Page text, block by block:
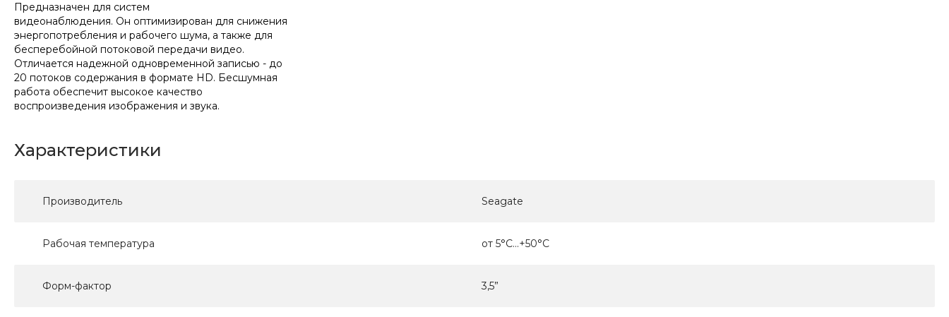
Предназначен для систем
видеонаблюдения. Он оптимизирован для снижения
энергопотребления и рабочего шума, а также для
бесперебойной потоковой передачи видео.
Отличается надежной одновременной записью - до
20 потоков содержания в формате HD. Бесшумная
работа обеспечит высокое качество
воспроизведения изображения и звука.
Характеристики
Производитель Seagate
Рабочая температура от 5°C...+50°C
Форм-фактор 3,5”